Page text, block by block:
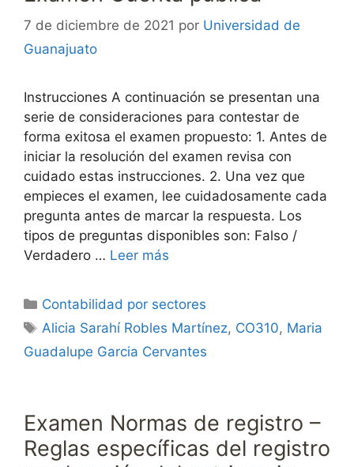
7 de diciembre de 2021 por Universidad de
Guanajuato
Instrucciones A continuación se presentan una
serie de consideraciones para contestar de
forma exitosa el examen propuesto: 1. Antes de
iniciar la resolución del examen revisa con
cuidado estas instrucciones. 2. Una vez que
empieces el examen, lee cuidadosamente cada
pregunta antes de marcar la respuesta. Los
tipos de preguntas disponibles son: Falso /
Verdadero … Leer más
Categorías
Contabilidad por sectores
Etiquetas
Alicia Sarahí Robles Martínez, CO310, Maria
Guadalupe Garcia Cervantes
Examen Normas de registro –
Reglas específicas del registro